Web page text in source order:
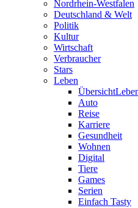
Nordrhein-Westfalen
Deutschland & Welt
Politik
Kultur
Wirtschaft
Verbraucher
Stars
Leben
Übersicht
Auto
Reise
Karriere
Gesundheit
Wohnen
Digital
Tiere
Games
Serien
Einfach Tasty